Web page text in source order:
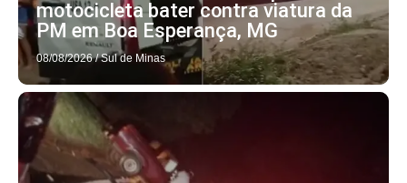
motocicleta bater contra viatura da
PM em Boa Esperança, MG
08/08/2026 / Sul de Minas